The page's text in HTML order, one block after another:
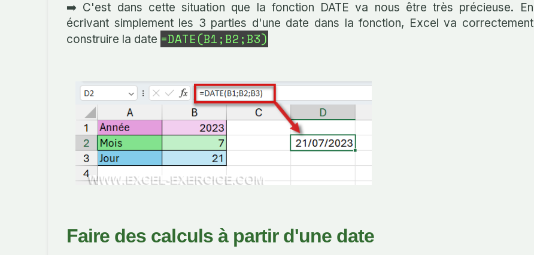
➡️ C'est dans cette situation que la fonction DATE va nous être très précieuse. En
écrivant simplement les 3 parties d'une date dans la fonction, Excel va correctement
construire la date =DATE(B1;B2;B3)
Faire des calculs à partir d'une date